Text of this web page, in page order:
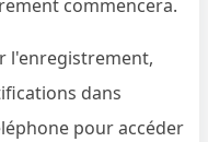
commencera.
l'enregistrement,
dans
pour accéder